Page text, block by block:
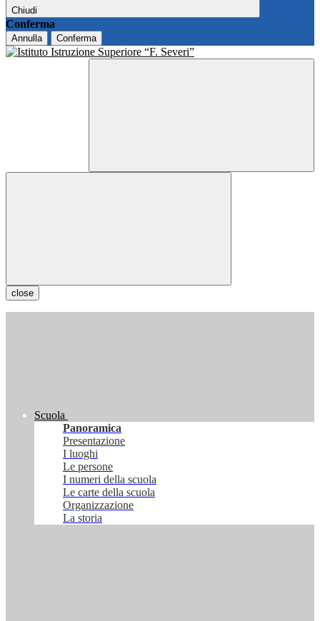
Chiudi
Conferma
Annulla Conferma
close
Scuola
Panoramica
Presentazione
I luoghi
Le persone
I numeri della scuola
Le carte della scuola
Organizzazione
La storia